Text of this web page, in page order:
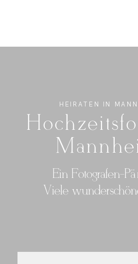
VIDEO
ÜBER UNS
HEIRATEN IN
Ein Fotografen-
Viele